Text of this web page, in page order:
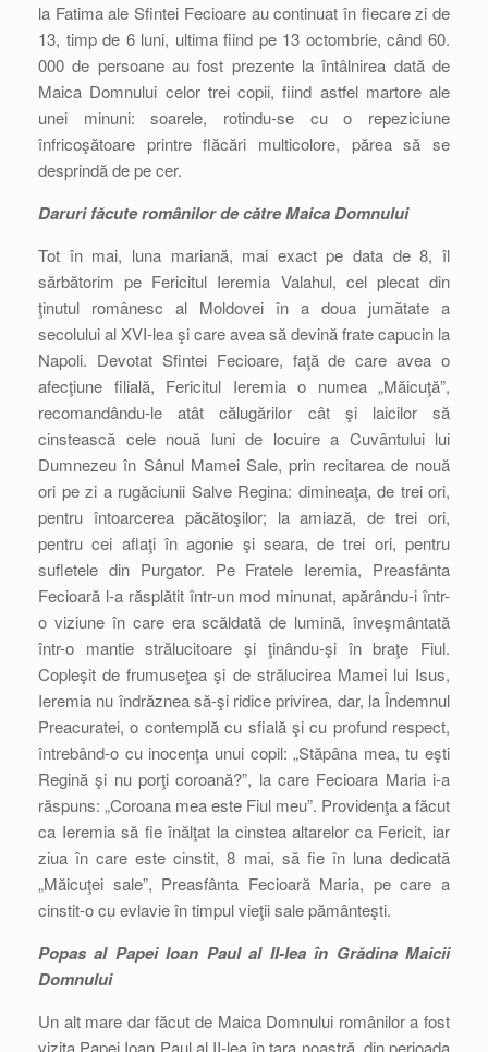
la Fatima ale Sfintei Fecioare au continuat în fiecare zi de
13, timp de 6 luni, ultima fiind pe 13 octombrie, când 60.
000 de persoane au fost prezente la întâlnirea dată de
Maica Domnului celor trei copii, fiind astfel martore ale
unei minuni: soarele, rotindu-se cu o repeziciune
înfricoşătoare printre flăcări multicolore, părea să se
desprindă de pe cer.
Daruri făcute românilor de către Maica Domnului
Tot în mai, luna mariană, mai exact pe data de 8, îl
sărbătorim pe Fericitul Ieremia Valahul, cel plecat din
ţinutul românesc al Moldovei în a doua jumătate a
secolului al XVI-lea şi care avea să devină frate capucin la
Napoli. Devotat Sfintei Fecioare, faţă de care avea o
afecţiune filială, Fericitul Ieremia o numea „Măicuţă”,
recomandându-le atât călugărilor cât şi laicilor să
cinstească cele nouă luni de locuire a Cuvântului lui
Dumnezeu în Sânul Mamei Sale, prin recitarea de nouă
ori pe zi a rugăciunii Salve Regina: dimineaţa, de trei ori,
pentru întoarcerea păcătoşilor; la amiază, de trei ori,
pentru cei aflaţi în agonie şi seara, de trei ori, pentru
sufletele din Purgator. Pe Fratele Ieremia, Preasfânta
Fecioară l-a răsplătit într-un mod minunat, apărându-i într-
o viziune în care era scăldată de lumină, înveşmântată
într-o mantie strălucitoare şi ţinându-şi în braţe Fiul.
Copleşit de frumuseţea şi de strălucirea Mamei lui Isus,
Ieremia nu îndrăznea să-şi ridice privirea, dar, la Îndemnul
Preacuratei, o contemplă cu sfială şi cu profund respect,
întrebând-o cu inocenţa unui copil: „Stăpâna mea, tu eşti
Regină şi nu porţi coroană?”, la care Fecioara Maria i-a
răspuns: „Coroana mea este Fiul meu”. Providenţa a făcut
ca Ieremia să fie înălţat la cinstea altarelor ca Fericit, iar
ziua în care este cinstit, 8 mai, să fie în luna dedicată
„Măicuţei sale”, Preasfânta Fecioară Maria, pe care a
cinstit-o cu evlavie în timpul vieţii sale pământeşti.
Popas al Papei Ioan Paul al II-lea în Grădina Maicii
Domnului
Un alt mare dar făcut de Maica Domnului românilor a fost
vizita Papei Ioan Paul al II-lea în ţara noastră, din perioada